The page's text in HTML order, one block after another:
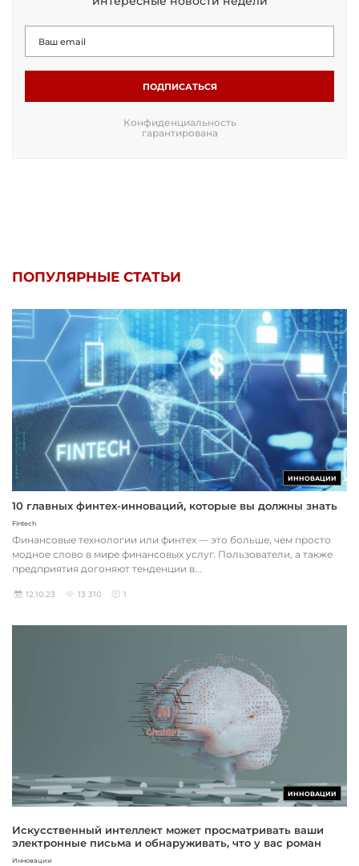
ПОДПИСАТЬСЯ
Конфиденциальность
гарантирована
ПОПУЛЯРНЫЕ СТАТЬИ
ИННОВАЦИИ
10 главных финтех-инноваций, которые вы должны знать
Fintech
Финансовые технологии или финтех — это больше, чем просто
модное слово в мире финансовых услуг. Пользователи, а также
предприятия догоняют тенденции в...
12.10.23 13 310 1
ИННОВАЦИИ
Искусственный интеллект может просматривать ваши
электронные письма и обнаруживать, что у вас роман
Инновации